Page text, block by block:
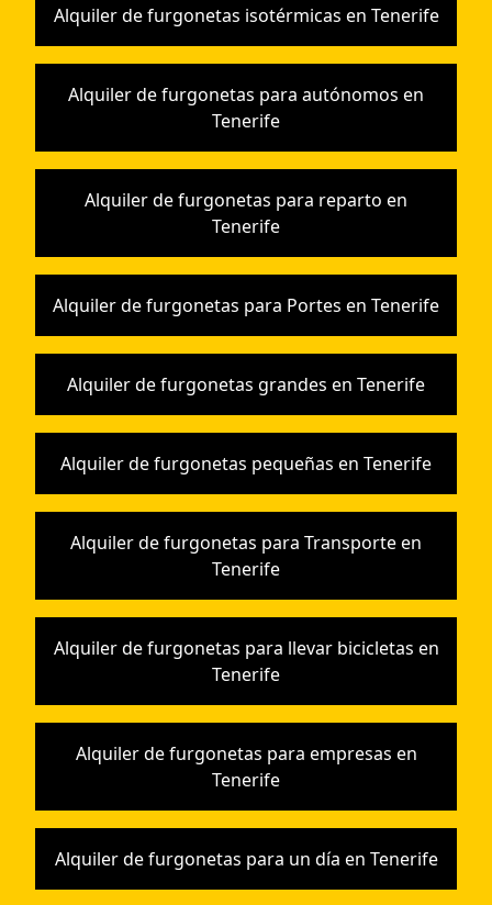
Alquiler de furgonetas isotérmicas en Tenerife
Alquiler de furgonetas para autónomos en
Tenerife
Alquiler de furgonetas para reparto en
Tenerife
Alquiler de furgonetas para Portes en Tenerife
Alquiler de furgonetas grandes en Tenerife
Alquiler de furgonetas pequeñas en Tenerife
Alquiler de furgonetas para Transporte en
Tenerife
Alquiler de furgonetas para llevar bicicletas en
Tenerife
Alquiler de furgonetas para empresas en
Tenerife
Alquiler de furgonetas para un día en Tenerife